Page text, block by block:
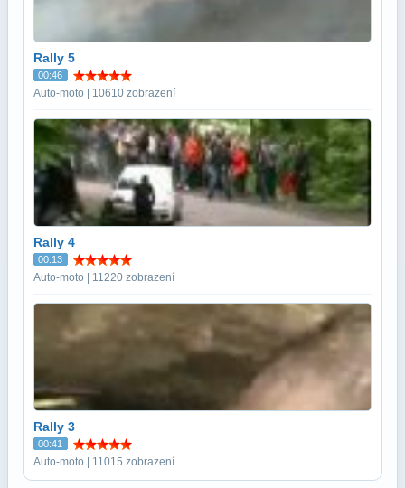
Rally 5
00:46
Auto-moto | 10610 zobrazení
Rally 4
00:13
Auto-moto | 11220 zobrazení
Rally 3
00:41
Auto-moto | 11015 zobrazení